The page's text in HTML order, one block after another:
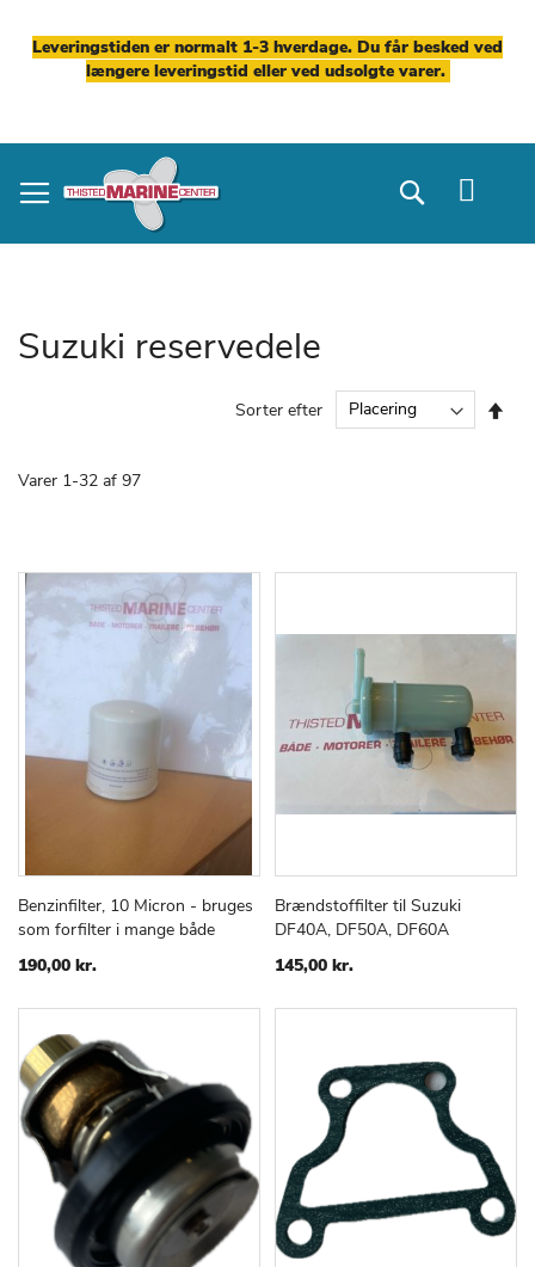
Leveringstiden er normalt 1-3 hverdage. Du får besked ved
længere leveringstid eller ved udsolgte varer.
to
Content
Search
Suzuki reservedele
Varer 1-32 af 97
Sorter efter
Læg i kurv
TILFØJ
TIL
SAMMENLIGN
Benzinfilter, 10 Micron - bruges
som forfilter i mange både
190,00 kr.
Læg i kurv
TILFØJ
TIL
Brændstoffilter til Suzuki
DF40A, DF50A, DF60A
145,00 kr.